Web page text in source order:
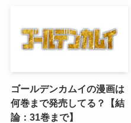
ゴールデンカムイの漫画は
何巻まで発売してる？【結
論：31巻まで】